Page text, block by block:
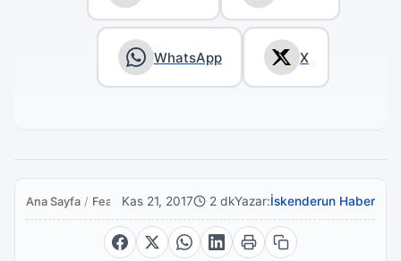
WhatsApp X
Ana Sayfa / FeaturedKas 21, 2017 2 dkYazar:İskenderun Haber